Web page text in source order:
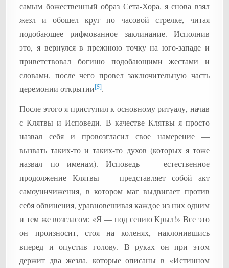
самым божественный образ Сета-Хора, я снова взял
жезл и обошел круг по часовой стрелке, читая
подобающее рифмованное заклинание. Исполнив
это, я вернулся в прежнюю точку на юго-западе и
приветствовал богиню подобающими жестами и
словами, после чего провел заключительную часть
церемонии открытии[5].
После этого я приступил к основному ритуалу, начав
с Клятвы и Исповеди. В качестве Клятвы я просто
назвал себя и провозгласил свое намерение —
вызвать таких-то и таких-то духов (которых я тоже
назвал по именам). Исповедь — естественное
продолжение Клятвы — представляет собой акт
самоуничижения, в котором маг выдвигает против
себя обвинения, уравновешивая каждое из них одним
и тем же возгласом: «Я — под сению Крыл!» Все это
он произносит, стоя на коленях, наклонившись
вперед и опустив голову. В руках он при этом
держит два жезла, которые описаны в «Истинном